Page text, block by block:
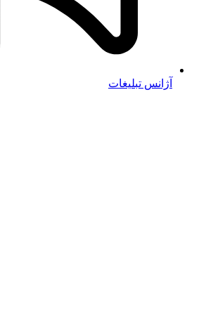
آژانس تبلیغات